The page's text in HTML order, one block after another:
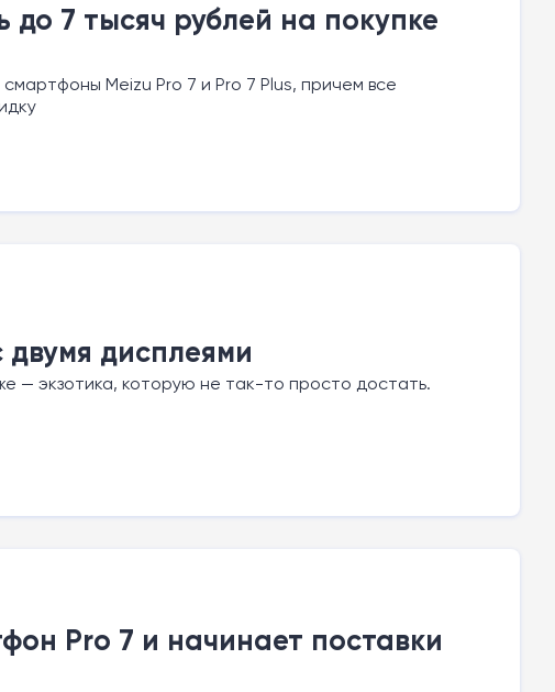
до 7 тысяч рублей на покупке
Meizu Pro 7 и Pro 7 Plus, причем все
дисплеями
— экзотика, которую не так-то просто достать.
Pro 7 и начинает поставки